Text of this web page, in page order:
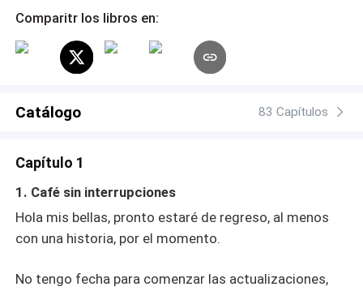
líneas entre aliados y enemigos se desdibujan. Lo que
más profundo. Eleonor descubre en Brook a un hombre
tan apasionado como testarudo, mientras que él
pistas peligrosas, enemigos acechando y una atracción
puerta?
Comparitr los libros en:
Catálogo 83 Capítulos
Capítulo 1
1. Café sin interrupciones
Hola mis bellas, pronto estaré de regreso, al menos
con una historia, por el momento.
No tengo fecha para comenzar las actualizaciones,